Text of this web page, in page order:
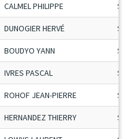
CALMEL PHILIPPE
DUNOGIER HERVÉ
BOUDYO YANN
IVRES PASCAL
ROHOF JEAN-PIERRE
HERNANDEZ THIERRY